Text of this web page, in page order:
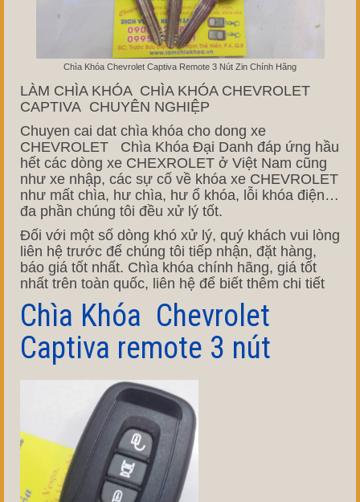
Chìa Khóa Chevrolet Captiva Remote 3 Nút Zin Chính Hãng
LÀM CHÌA KHÓA CHÌA KHÓA CHEVROLET
CAPTIVA CHUYÊN NGHIỆP
Chuyen cai dat chìa khóa cho dong xe
CHEVROLET Chìa Khóa Đại Danh đáp ứng hầu
hết các dòng xe CHEXROLET ở Việt Nam cũng
như xe nhập, các sự cố về khóa xe CHEVROLET
như mất chìa, hư chìa, hư ổ khóa, lỗi khóa điện…
đa phần chúng tôi đều xử lý tốt.
Đối với một số dòng khó xử lý, quý khách vui lòng
liên hệ trước để chúng tôi tiếp nhận, đặt hàng,
báo giá tốt nhất. Chìa khóa chính hãng, giá tốt
nhất trên toàn quốc, liên hệ để biết thêm chi tiết
Chìa Khóa Chevrolet
Captiva remote 3 nút